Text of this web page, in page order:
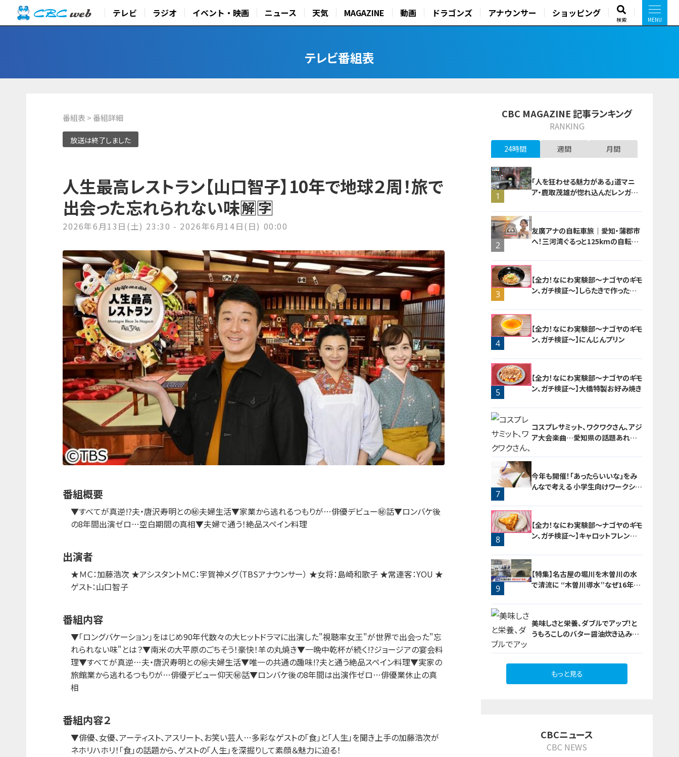
テレビ ラジオ イベント・映画 ニュース 天気 MAGAZINE 動画 ドラゴンズ アナウンサー ショッピング
検索
テレビ番組表
番組表 > 番組詳細
放送は終了しました
人生最高レストラン【山口智子】10年で地球２周！旅で
出会った忘れられない味🈖🈑
2026年6月13日(土) 23:30 - 2026年6月14日(日) 00:00
番組概要
▼すべてが真逆!?夫・唐沢寿明との㊙夫婦生活▼家業から逃れるつもりが…俳優デビュー㊙話▼ロンバケ後
の8年間出演ゼロ…空白期間の真相▼夫婦で通う！絶品スペイン料理
出演者
★ＭＣ：加藤浩次 ★アシスタントＭＣ：宇賀神メグ（TBSアナウンサー） ★女将：島崎和歌子 ★常連客：YOU ★
ゲスト：山口智子
番組内容
▼「ロングバケーション」をはじめ90年代数々の大ヒットドラマに出演した"視聴率女王"が世界で出会った"忘
れられない味"とは？▼南米の大平原のごちそう！豪快！羊の丸焼き▼一晩中乾杯が続く!?ジョージアの宴会料
理▼すべてが真逆…夫・唐沢寿明との㊙夫婦生活▼唯一の共通の趣味!?夫と通う絶品スペイン料理▼実家の
旅館業から逃れるつもりが…俳優デビュー仰天㊙話▼ロンバケ後の8年間は出演作ゼロ…俳優業休止の真
相
番組内容２
▼俳優、女優、アーティスト、アスリート、お笑い芸人…多彩なゲストの「食」と「人生」を聞き上手の加藤浩次が
ネホリハホリ！「食」の話題から、ゲストの「人生」を深掘りして素顔＆魅力に迫る！
CBC MAGAZINE 記事ランキング
RANKING
24時間 週間 月間
1
「人を狂わせる魅力がある」道マニ
ア・鹿取茂雄が惚れ込んだレンガの
2
友廣アナの自転車旅｜愛知・蒲郡市
へ！三河湾ぐるっと125kmの自転車
3
【全力！なにわ実験部～ナゴヤのギモ
ン、ガチ検証～】しらたきで作った豚
4
【全力！なにわ実験部～ナゴヤのギモ
ン、ガチ検証～】にんじんプリン
5
【全力！なにわ実験部～ナゴヤのギモ
ン、ガチ検証～】大橋特製お好み焼き
6
コスプレサミット、ワクワクさん、アジ
ア大会楽曲…愛知県の話題あれこ
7
今年も開催！「あったらいいな」をみ
んなで考える 小学生向けワークショ
8
【全力！なにわ実験部～ナゴヤのギモ
ン、ガチ検証～】キャロットフレンチ
9
【特集】名古屋の堀川を木曽川の水
で清流に “木曽川導水”なぜ16年ぶ
美味しさと栄養、ダブルでアップ！と
うもろこしのバター醤油炊き込みご
もっと見る
CBCニュース
CBC NEWS